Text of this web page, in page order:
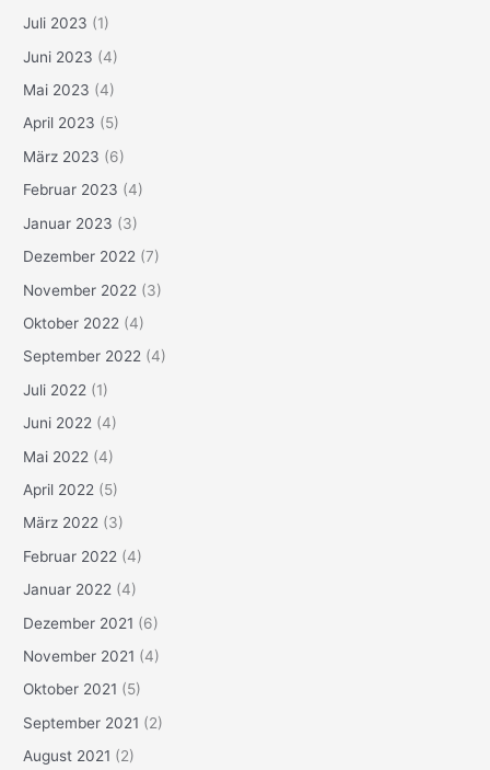
Juli 2023 (1)
Juni 2023 (4)
Mai 2023 (4)
April 2023 (5)
März 2023 (6)
Februar 2023 (4)
Januar 2023 (3)
Dezember 2022 (7)
November 2022 (3)
Oktober 2022 (4)
September 2022 (4)
Juli 2022 (1)
Juni 2022 (4)
Mai 2022 (4)
April 2022 (5)
März 2022 (3)
Februar 2022 (4)
Januar 2022 (4)
Dezember 2021 (6)
November 2021 (4)
Oktober 2021 (5)
September 2021 (2)
August 2021 (2)